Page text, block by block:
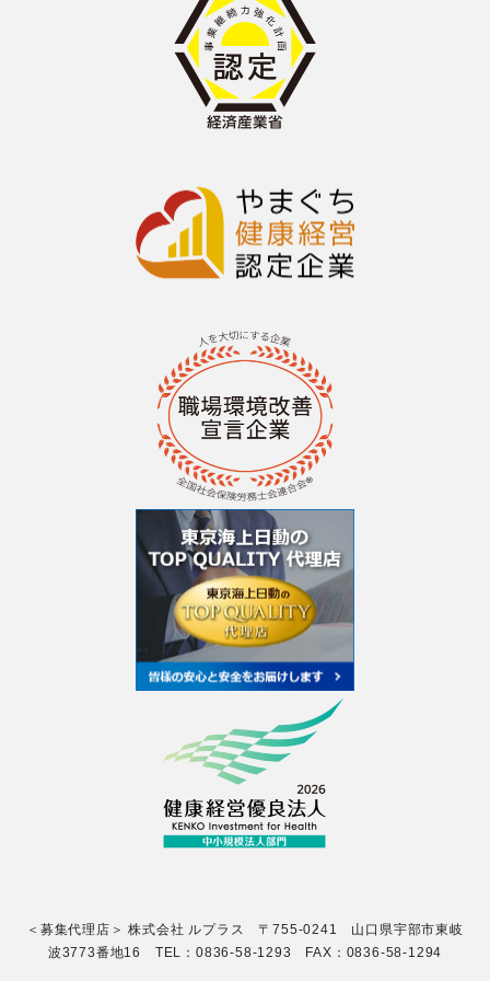
＜募集代理店＞ 株式会社 ルプラス 〒755-0241 山口県宇部市東岐
波3773番地16 TEL：0836-58-1293 FAX：0836-58-1294